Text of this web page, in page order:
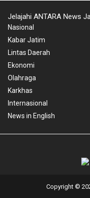
Jelajahi ANTARA News
Nasional
Kabar Jatim
Lintas Daerah
Ekonomi
Olahraga
Karkhas
Internasional
News in English
Copyright ©